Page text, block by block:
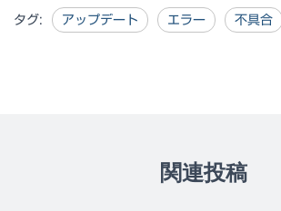
タグ: アップデート エラー 不具合
関連投稿